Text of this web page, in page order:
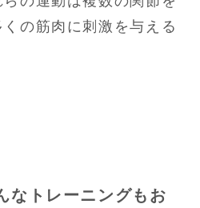
の筋肉に刺激を与える
なトレーニングもお